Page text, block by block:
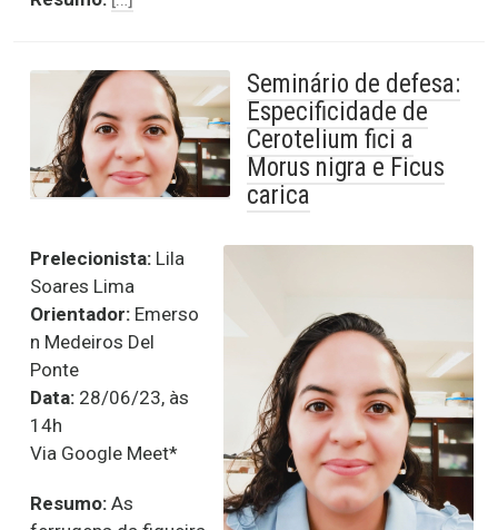
Seminário de defesa:
Especificidade de
Cerotelium fici a
Morus nigra e Ficus
carica
Prelecionista: Lila
Soares Lima
Orientador: Emerso
n Medeiros Del
Ponte
Data: 28/06/23, às
14h
Via Google Meet*
Resumo: As